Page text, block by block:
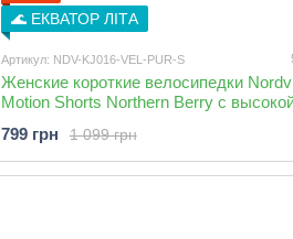
🌊 ЕКВАТОР ЛІТА
Артикул: NDV-KJ016-VEL-PUR-S
Женские короткие велосипедки
Motion Shorts Northern Berry с
рубчик
1 099 грн
799 грн